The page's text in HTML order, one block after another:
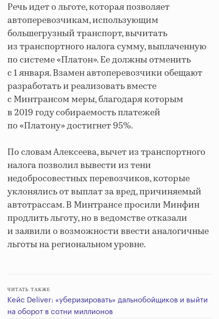
Речь идет о льготе, которая позволяет
автоперевозчикам, использующим
большегрузный транспорт, вычитать
из транспортного налога сумму, выплаченную
по системе «Платон». Ее должны отменить
с 1 января. Взамен автоперевозчики обещают
разработать и реализовать вместе
с Минтрансом меры, благодаря которым
в 2019 году собираемость платежей
по «Платону» достигнет 95%.
По словам Алексеева, вычет из транспортного
налога позволил вывести из тени
недобросовестных перевозчиков, которые
уклонялись от выплат за вред, причиняемый
автотрассам. В Минтрансе просили Минфин
продлить льготу, но в ведомстве отказали
и заявили о возможности ввести аналогичные
льготы на региональном уровне.
ЧИТАТЬ ТАКЖЕ
Кейс Deliver: «уберизировать» дальнобойщиков и выйти
на оборот в сотни миллионов